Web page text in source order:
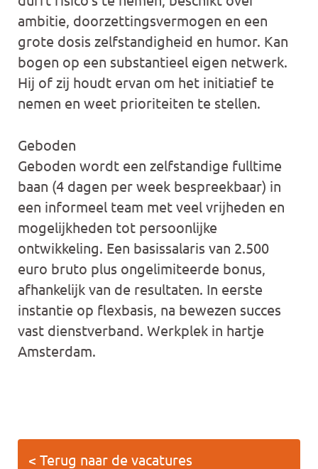
ambitie, doorzettingsvermogen en een
grote dosis zelfstandigheid en humor. Kan
bogen op een substantieel eigen netwerk.
Hij of zij houdt ervan om het initiatief te
nemen en weet prioriteiten te stellen.
Geboden
Geboden wordt een zelfstandige fulltime
baan (4 dagen per week bespreekbaar) in
een informeel team met veel vrijheden en
mogelijkheden tot persoonlijke
ontwikkeling. Een basissalaris van 2.500
euro bruto plus ongelimiteerde bonus,
afhankelijk van de resultaten. In eerste
instantie op flexbasis, na bewezen succes
vast dienstverband. Werkplek in hartje
Amsterdam.
< Terug naar de vacatures